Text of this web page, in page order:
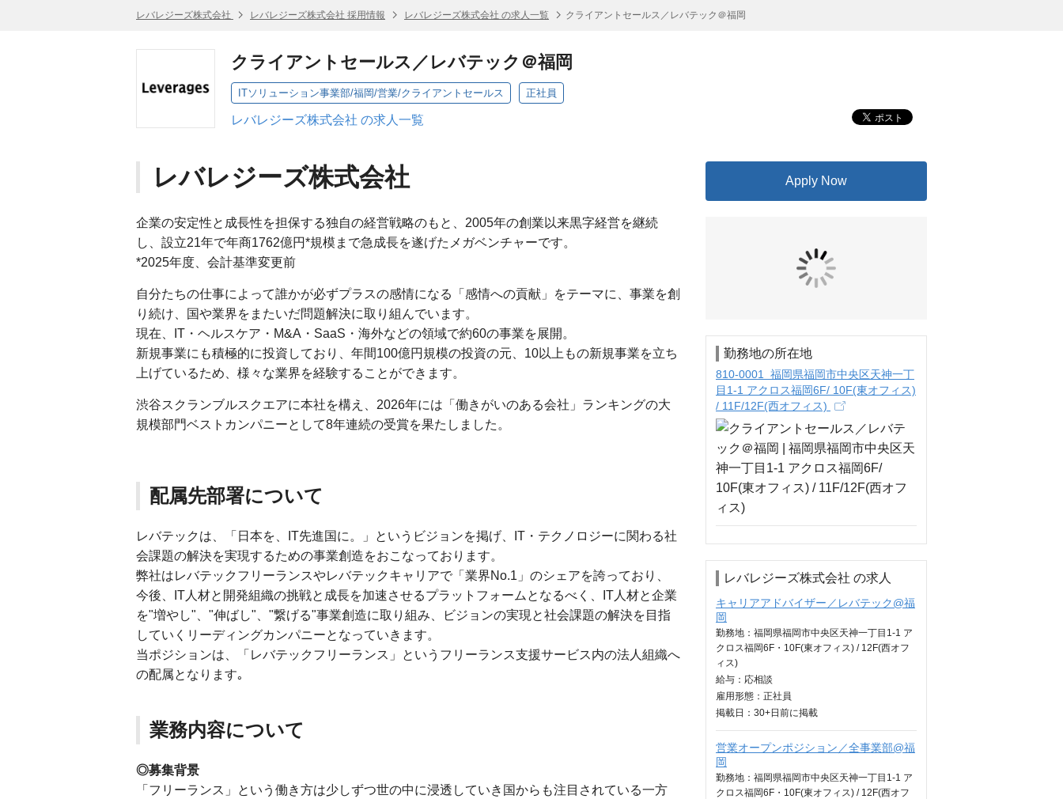
レバレジーズ株式会社 レバレジーズ株式会社 採用情報 レバレジーズ株式会社 の求人一覧 クライアントセールス／レバテック＠福岡
クライアントセールス／レバテック＠福岡
ITソリューション事業部/福岡/営業/クライアントセールス 正社員
レバレジーズ株式会社 の求人一覧
レバレジーズ株式会社
企業の安定性と成長性を担保する独自の経営戦略のもと、2005年の創業以来黒字経営を継続
し、設立21年で年商1762億円*規模まで急成長を遂げたメガベンチャーです。
*2025年度、会計基準変更前
自分たちの仕事によって誰かが必ずプラスの感情になる「感情への貢献」をテーマに、事業を創
り続け、国や業界をまたいだ問題解決に取り組んでいます。
現在、IT・ヘルスケア・M&A・SaaS・海外などの領域で約60の事業を展開。
新規事業にも積極的に投資しており、年間100億円規模の投資の元、10以上もの新規事業を立ち
上げているため、様々な業界を経験することができます。
渋谷スクランブルスクエアに本社を構え、2026年には「働きがいのある会社」ランキングの大
規模部門ベストカンパニーとして8年連続の受賞を果たしました。
配属先部署について
レバテックは、「日本を、IT先進国に。」というビジョンを掲げ、IT・テクノロジーに関わる社
会課題の解決を実現するための事業創造をおこなっております。
弊社はレバテックフリーランスやレバテックキャリアで「業界No.1」のシェアを誇っており、
今後、IT人材と開発組織の挑戦と成長を加速させるプラットフォームとなるべく、IT人材と企業
を"増やし"、"伸ばし"、"繋げる"事業創造に取り組み、ビジョンの実現と社会課題の解決を目指
していくリーディングカンパニーとなっていきます。
当ポジションは、「レバテックフリーランス」というフリーランス支援サービス内の法人組織へ
の配属となります｡
業務内容について
◎募集背景
「フリーランス」という働き方は少しずつ世の中に浸透していき国からも注目されている一方
Apply Now
勤務地の所在地
810-0001 福岡県福岡市中央区天神一丁
目1-1 アクロス福岡6F/ 10F(東オフィス)
/ 11F/12F(西オフィス)
レバレジーズ株式会社 の求人
キャリアアドバイザー／レバテック@福
岡
勤務地：福岡県福岡市中央区天神一丁目1-1 ア
クロス福岡6F・10F(東オフィス) / 12F(西オフ
ィス)
給与： 応相談
雇用形態：正社員
掲載日： 30+日 前に掲載
営業オープンポジション／全事業部@福
岡
勤務地：福岡県福岡市中央区天神一丁目1-1 ア
クロス福岡6F・10F(東オフィス) / 12F(西オフ